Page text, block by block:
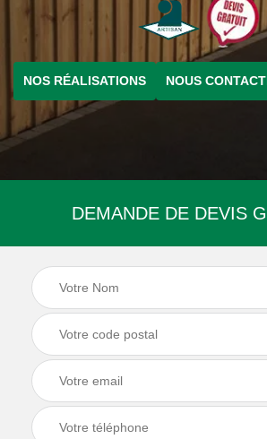
NOS RÉALISATIONS NOUS
DEMANDE DE DEVIS